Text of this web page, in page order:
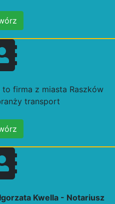
to firma z miasta Raszków
transport
Kwella - Notariusz